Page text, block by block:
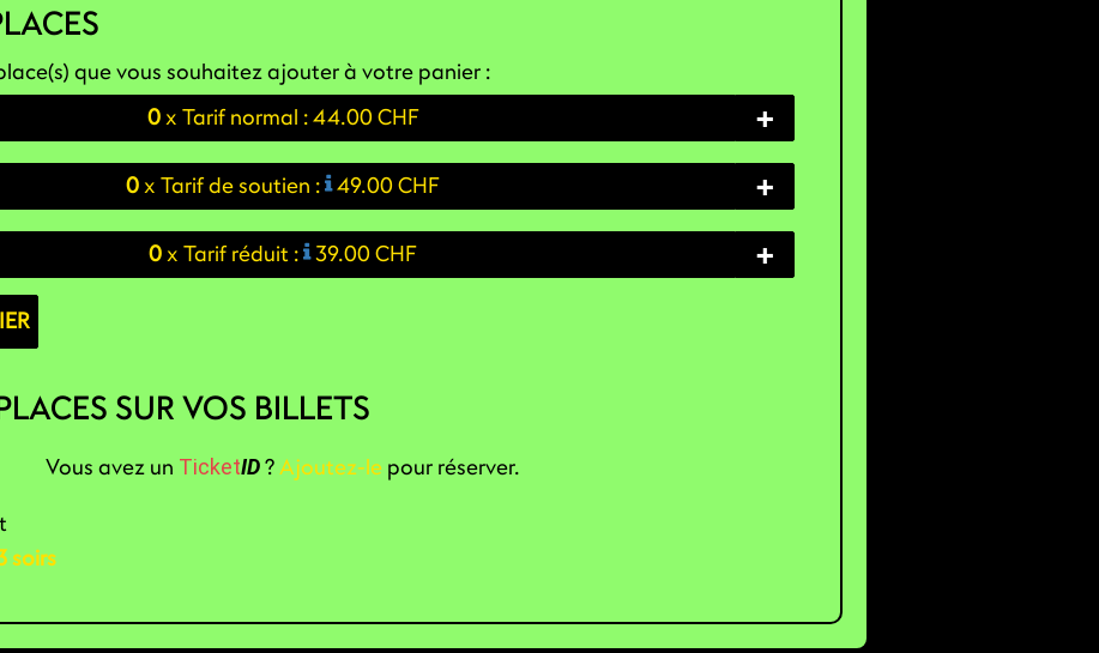
que vous souhaitez ajouter à votre panier :
0x Tarif normal :44.00 CHF
+
0x Tarif de soutien : 49.00 CHF
+
0x Tarif réduit : 39.00 CHF +
SUR VOS BILLETS
Vous avez un TicketID?Ajoutez-le pour réserver.
soirs